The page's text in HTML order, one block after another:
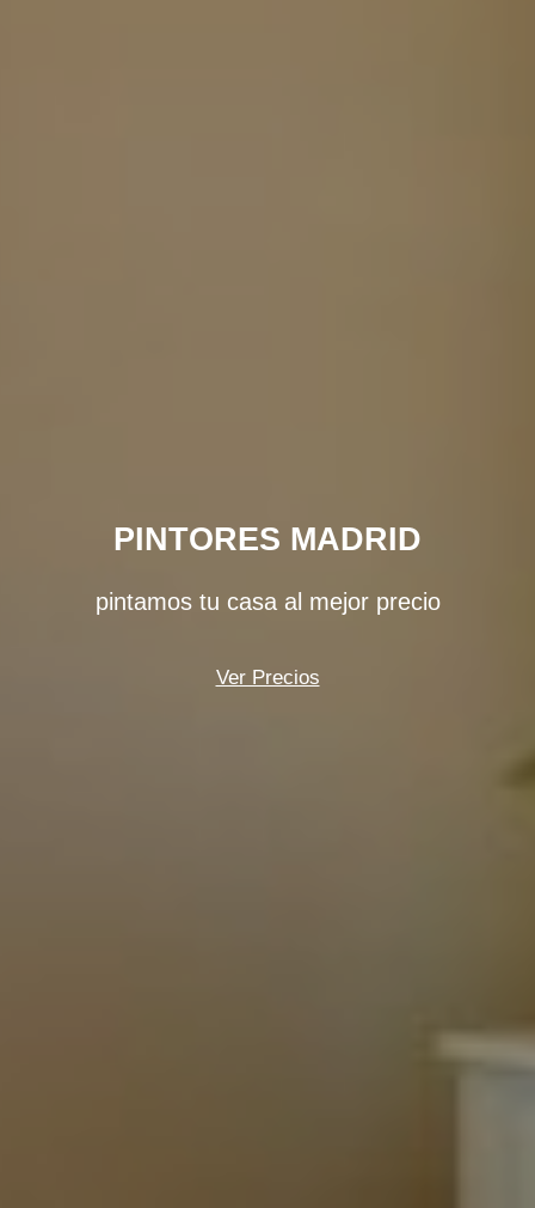
PINTORES MADRID
pintamos tu casa al mejor precio
Ver Precios